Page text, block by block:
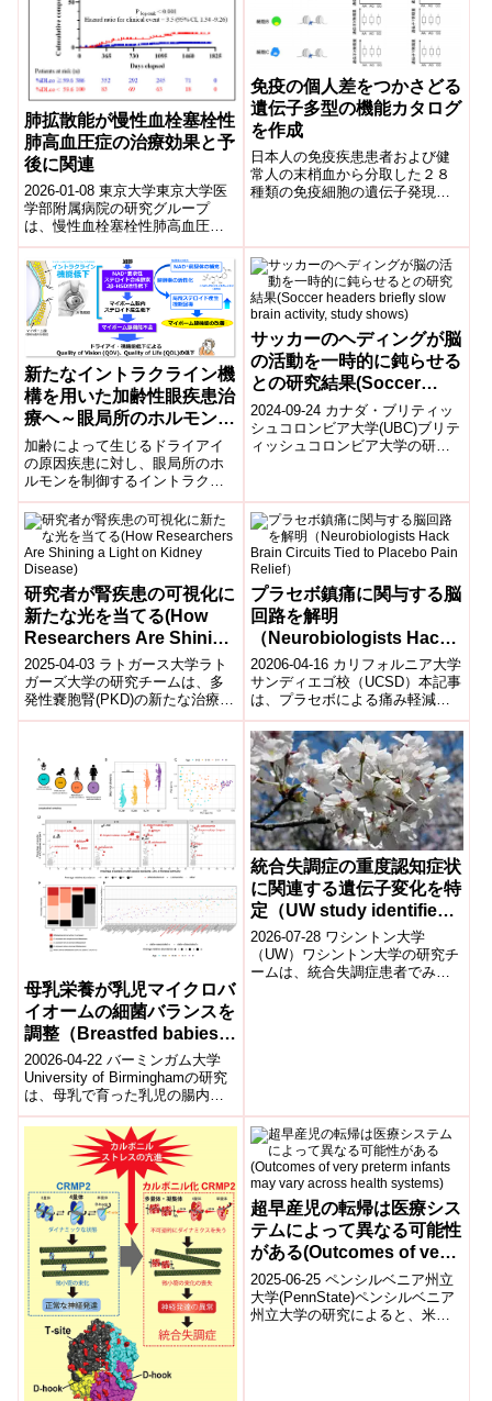
肺拡散能が慢性血栓塞栓性
肺高血圧症の治療効果と予
後に関連
2026-01-08 東京大学東京大学医
学部附属病院の研究グループ
は、慢性血栓塞栓性肺高血圧症
(CTEPH)において、肺拡散能
(DLco)が治療効果と予後を予測...
免疫の個人差をつかさどる
遺伝子多型の機能カタログ
を作成
日本人の免疫疾患患者および健
常人の末梢血から分取した２８
種類の免疫細胞の遺伝子発現を
した。このカタログを用いて、
さまざまな免疫疾患発症に関わ
る細胞種や遺伝子を明らかにし
た。
新たなイントラクライン機
構を用いた加齢性眼疾患治
療へ～眼局所のホルモンの
加齢変化とサーカディアン
リズムが鍵～
加齢によって生じるドライアイ
の原因疾患に対し、眼局所のホ
ルモンを制御するイントラクラ
イン機構の発見という独自の新
所見に基づいた、新たな作用機
序の治療アプローチを見出すこ
とに成功しました。このイント
ラクライン機構を眼のまぶたの
マイボーム腺に見つけ、そのホ
ルモン合成酵素の解明に基づい
た補酵素点眼療法により、高齢
者のドライアイの主原因となる
同腺機能不全を改善できること
を明らかにしました。マイボー
ム腺の機能には顕著な日周リズ
ム(サーカディアンリズム)があ
り、酵素の活性ピーク時刻を狙
も明らかにしました。
サッカーのヘディングが脳
の活動を一時的に鈍らせる
との研究結果(Soccer
headers briefly slow
brain activity, study
shows)
2024-09-24 カナダ・ブリティッ
シュコロンビア大学(UBC)ブリテ
ィッシュコロンビア大学の研究
活...
研究者が腎疾患の可視化に
新たな光を当てる(How
Researchers Are Shining
a Light on Kidney
Disease)
2025-04-03 ラトガース大学​ラト
ガーズ大学の研究チームは、多
発性嚢胞腎(PKD)の新たな治療法
開発に向け、細胞間の情報伝達
プラセボ鎮痛に関与する脳
回路を解明
（Neurobiologists Hack
Brain Circuits Tied to
Placebo Pain Relief）
20206-04-16 カリフォルニア大学
サンディエゴ校（UCSD）本記事
は、プラセボによる痛み軽減に
関与する脳回路を特定・操作し
た研究を紹介している。カリフ
ォ...
母乳栄養が乳児マイクロバ
イオームの細菌バランスを
調整（Breastfed babies
balance bacteria in
developing
microbiome）
20026-04-22 バーミンガム大学
University of Birminghamの研究
は、母乳で育った乳児の腸内マ
イクロバイオーム形成におい
て、細菌バラ...
統合失調症の重度認知症状
に関連する遺伝子変化を特
定（UW study identifies
genetic changes tied to
more severe cognitive
symptoms in
2026-07-28 ワシントン大学
（UW）ワシントン大学の研究チ
ームは、統合失調症患者でみら
超早産児の転帰は医療シス
テムによって異なる可能性
がある(Outcomes of very
preterm infants may vary
across health systems)
2025-06-25 ペンシルベニア州立
大学(PennState)ペンシルベニア
州立大学の研究によると、米国